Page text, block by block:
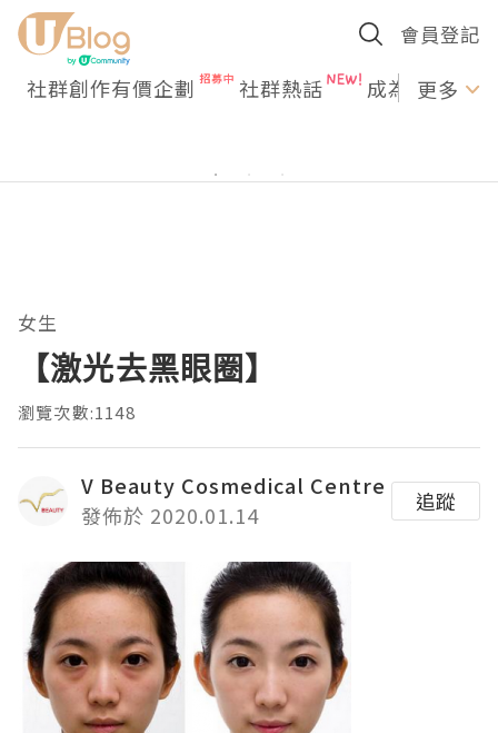
會員登記
社群創作有價企劃 社群熱話 成為U更多
女生
【激光去黑眼圈】
瀏覽次數:1148
V Beauty Cosmedical Centre
發佈於 2020.01.14
追蹤